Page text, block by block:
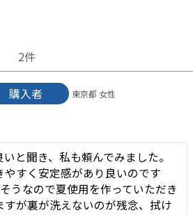
2
購入者 東京都 女性
と聞き、私も頼んでみました。
すく安定感があり良いのです
うなので夏使用を作っていただき
すが裏が洗えないのが残念、拭け